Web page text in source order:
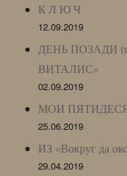
К Л Ю Ч
12.09.2019
ДЕНЬ ПОЗАДИ
ВИТАЛИС»
02.09.2019
МОИ
25.06.2019
ИЗ «Вокруг да
29.04.2019